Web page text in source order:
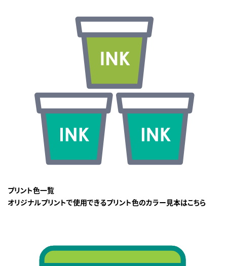
プリント色一覧
オリジナルプリントで使用できるプリント色のカラー見本はこちら